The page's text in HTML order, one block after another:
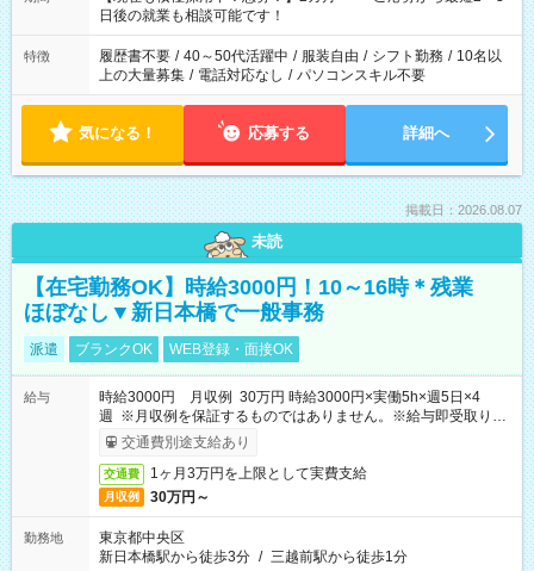
の方へ 今ご覧のお仕事で希望する勤務時間と、もう1つのお仕事
の勤務時間。 合計で週40時間を超える場合は応募できません。
日後の就業も相談可能です！
特徴 履歴書不要 / 40～50代活躍中 / 服装自由 / シフト勤務 / 10名以
上の大量募集 / 電話対応なし / パソコンスキル不要
気になる！ 応募する 詳細へ
掲載日：2026.08.07
未読
【在宅勤務OK】時給3000円！10～16時＊残業
ほぼなし▼新日本橋で一般事務
派遣 ブランクOK WEB登録・面接OK
給与
時給3000円 月収例 30万円 時給3000円×実働5h×週5日×4
週 ※月収例を保証するものではありません。※給与即受取りサ
ービス利用可（利用条件有）
交通費別途支給あり
交通費 1ヶ月3万円を上限として実費支給
月収例 30万円～
勤務地
東京都中央区
新日本橋駅から徒歩3分 / 三越前駅から徒歩1分